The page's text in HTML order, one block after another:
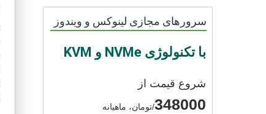
سرورهای مجازی لینوکس و ویندوز
با تکنولوژی NVMe و KVM
شروع قیمت از
348000/تومان، ماهیانه